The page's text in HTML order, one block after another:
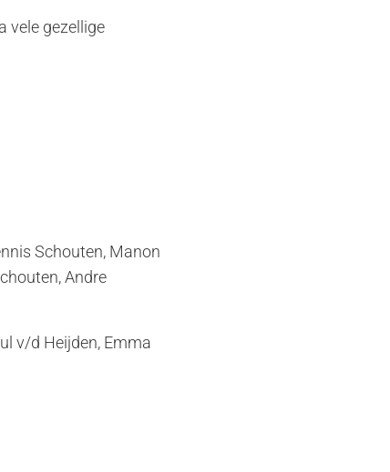
vele gezellige
Schouten, Manon
Andre
v/d Heijden, Emma